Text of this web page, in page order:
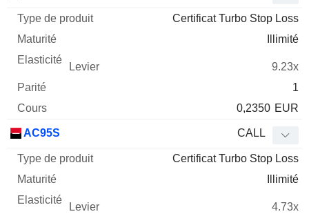
Certificat Turbo Stop Loss
Illimité
9.23x
1
0,2350 EUR
AC95S CALL
Certificat Turbo Stop Loss
Illimité
4.73x